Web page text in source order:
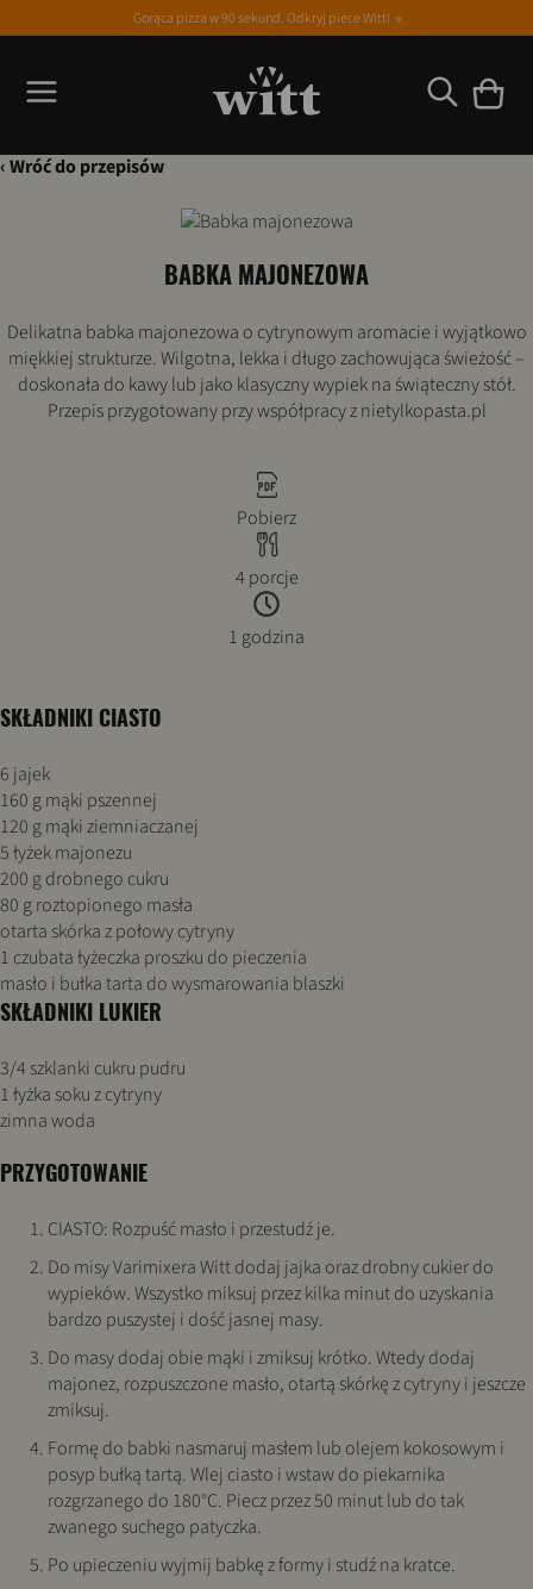
Gorąca pizza w 90 sekund. Odkryj piece Witt! →
‹ Wróć do przepisów
BABKA MAJONEZOWA
Delikatna babka majonezowa o cytrynowym aromacie i wyjątkowo
miękkiej strukturze. Wilgotna, lekka i długo zachowująca świeżość –
doskonała do kawy lub jako klasyczny wypiek na świąteczny stół.
Przepis przygotowany przy współpracy z nietylkopasta.pl
Pobierz
4 porcje
1 godzina
SKŁADNIKI CIASTO
6 jajek
160 g mąki pszennej
120 g mąki ziemniaczanej
5 łyżek majonezu
200 g drobnego cukru
80 g roztopionego masła
otarta skórka z połowy cytryny
1 czubata łyżeczka proszku do pieczenia
masło i bułka tarta do wysmarowania blaszki
SKŁADNIKI LUKIER
3/4 szklanki cukru pudru
1 łyżka soku z cytryny
zimna woda
PRZYGOTOWANIE
CIASTO: Rozpuść masło i przestudź je.
Do misy Varimixera Witt dodaj jajka oraz drobny cukier do
wypieków. Wszystko miksuj przez kilka minut do uzyskania
bardzo puszystej i dość jasnej masy.
Do masy dodaj obie mąki i zmiksuj krótko. Wtedy dodaj
majonez, rozpuszczone masło, otartą skórkę z cytryny i jeszcze
zmiksuj.
Formę do babki nasmaruj masłem lub olejem kokosowym i
posyp bułką tartą. Wlej ciasto i wstaw do piekarnika
rozgrzanego do 180°C. Piecz przez 50 minut lub do tak
zwanego suchego patyczka.
Po upieczeniu wyjmij babkę z formy i studź na kratce.